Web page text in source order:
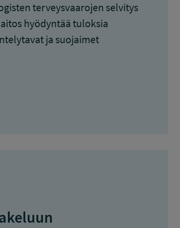
terveysvaarojen selvitys
hyödyntää tuloksia
ja suojaimet